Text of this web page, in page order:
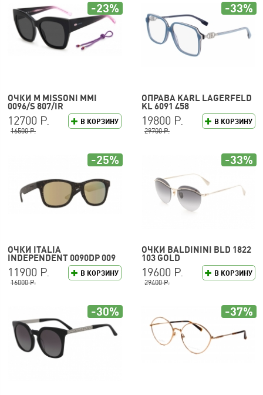
ОЧКИ M MISSONI MMI
0096/S 807/IR
В КОРЗИНУ
12700 Р.
16500 Р.
-23%
ОПРАВА KARL LAGERFELD
KL 6091 458
В КОРЗИНУ
19800 Р.
29700 Р.
-33%
ОЧКИ ITALIA
INDEPENDENT 0090DP 009
120
В КОРЗИНУ
11900 Р.
16000 Р.
-25%
ОЧКИ BALDININI BLD 1822
103 GOLD
В КОРЗИНУ
19600 Р.
29400 Р.
-33%
-30% -37%